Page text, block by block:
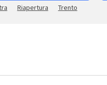
Riapertura Trento